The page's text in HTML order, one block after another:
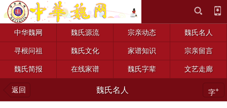
中华魏网 魏氏源流 宗亲动态 魏氏名人
寻根问祖 魏氏文化 家谱知识 宗亲留言
魏氏简报 在线家谱 魏氏字辈 文艺走廊
返回 魏氏名人 字+